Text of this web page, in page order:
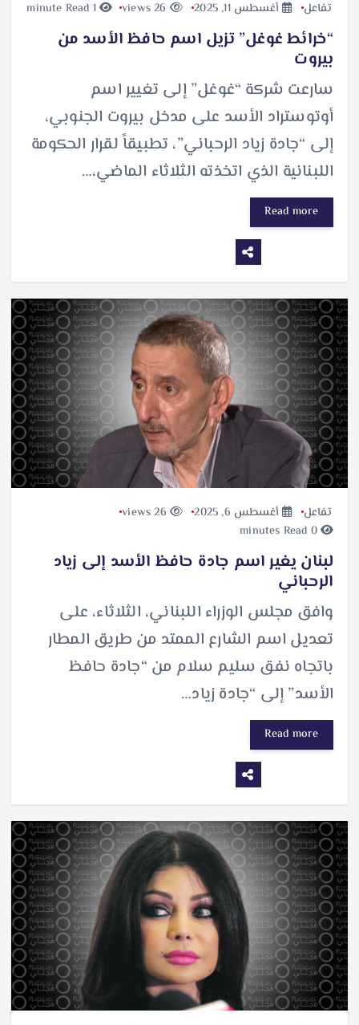
تفاعل أغسطس 11, 2025 1 minute Read
“خرائط غوغل” تزيل اسم حافظ الأسد من
بيروت
سارعت شركة “غوغل” إلى تغيير اسم
أوتوستراد الأسد على مدخل بيروت الجنوبي،
إلى “جادة زياد الرحباني”، تطبيقاً لقرار الحكومة
اللبنانية الذي اتخذته الثلاثاء الماضي،…
Read more
تفاعل أغسطس 6, 2025
26 views
0 minutes Read
لبنان يغير اسم جادة حافظ الأسد إلى زياد
الرحباني
وافق مجلس الوزراء اللبناني، الثلاثاء، على
تعديل اسم الشارع الممتد من طريق المطار
باتجاه نفق سليم سلام من “جادة حافظ
الأسد” إلى “جادة زياد…
Read more